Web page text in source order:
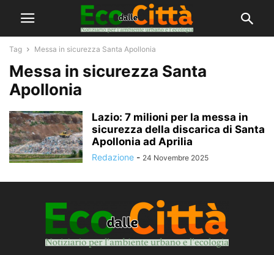
Tag Messa in sicurezza Santa Apollonia
Messa in sicurezza Santa
Apollonia
Lazio: 7 milioni per la messa in
sicurezza della discarica di Santa
Apollonia ad Aprilia
Redazione - 24 Novembre 2025